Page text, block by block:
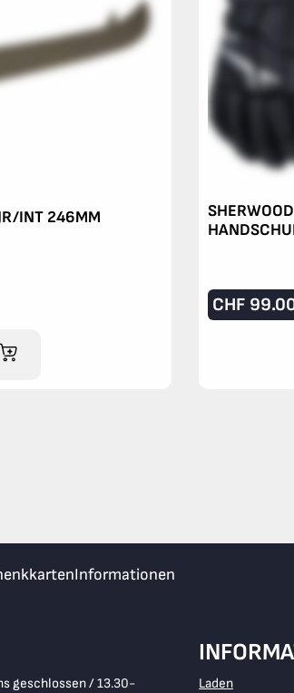
INT 246MM
IM WARENKORB
CHF
Informationen
geschlossen / 13.30- Laden